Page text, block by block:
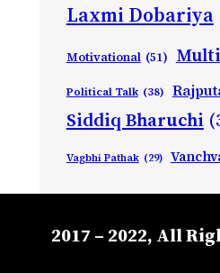
Laxmi Dobariya
Motivational (51)
Political Talk (38)
Siddiq Bharuchi
Vagbhi Pathak (29)
2017 – 2022, All